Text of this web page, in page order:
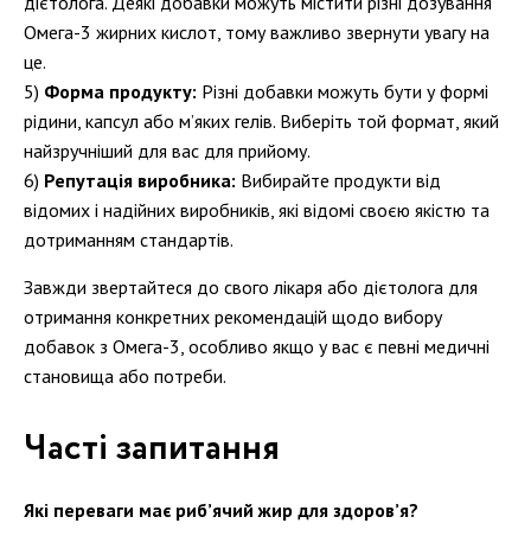
Омега-3 жирних кислот, тому важливо звернути увагу на
це.
Форма продукту: Різні добавки можуть бути у формі
рідини, капсул або м’яких гелів. Виберіть той формат, який
найзручніший для вас для прийому.
Репутація виробника: Вибирайте продукти від
відомих і надійних виробників, які відомі своєю якістю та
дотриманням стандартів.
Завжди звертайтеся до свого лікаря або дієтолога для
отримання конкретних рекомендацій щодо вибору
добавок з Омега-3, особливо якщо у вас є певні медичні
становища або потреби.
Часті запитання
Які переваги має риб’ячий жир для здоров’я?